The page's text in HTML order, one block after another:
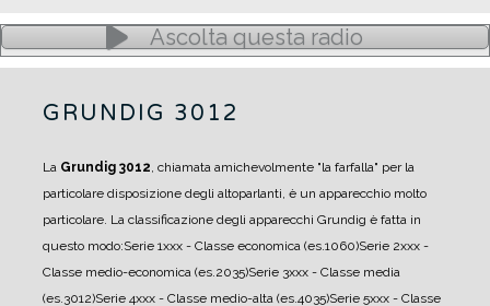
Ascolta questa radio
GRUNDIG 3012
La Grundig 3012, chiamata amichevolmente "la farfalla" per la
particolare disposizione degli altoparlanti, è un apparecchio molto
particolare. La classificazione degli apparecchi Grundig è fatta in
questo modo:Serie 1xxx - Classe economica (es.1060)Serie 2xxx -
Classe medio-economica (es.2035)Serie 3xxx - Classe media
(es.3012)Serie 4xxx - Classe medio-alta (es.4035)Serie 5xxx - Classe